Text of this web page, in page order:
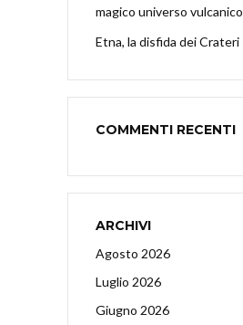
magico universo vulcanico
Etna, la disfida dei Crateri
COMMENTI RECENTI
ARCHIVI
Agosto 2026
Luglio 2026
Giugno 2026